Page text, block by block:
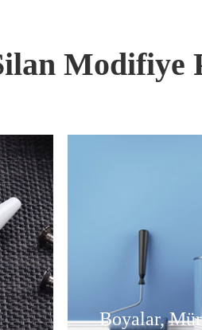
Modifiye
Boyalar,